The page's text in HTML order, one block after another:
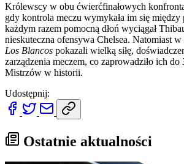
Królewscy w obu ćwierćfinałowych
gdy kontrola meczu wymykała im się między
każdym razem pomocną dłoń wyciągał
nieskuteczna ofensywa Chelsea. Natomiast
Los Blancos pokazali wielką siłę,
zarządzenia meczem, co zaprowadziło ich do
Mistrzów w historii.
Udostępnij:
Ostatnie aktualności